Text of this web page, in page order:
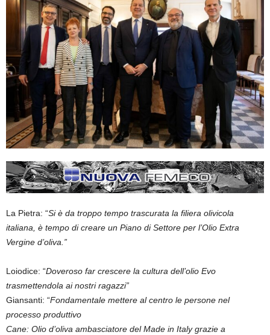
La Pietra: “Si è da troppo tempo trascurata la filiera olivicola
italiana, è tempo di creare un Piano di Settore per l’Olio Extra
Vergine d’oliva.”
Loiodice: “Doveroso far crescere la cultura dell’olio Evo
trasmettendola ai nostri ragazzi”
Giansanti: “Fondamentale mettere al centro le persone nel
processo produttivo
Cane: Olio d’oliva ambasciatore del Made in Italy grazie a